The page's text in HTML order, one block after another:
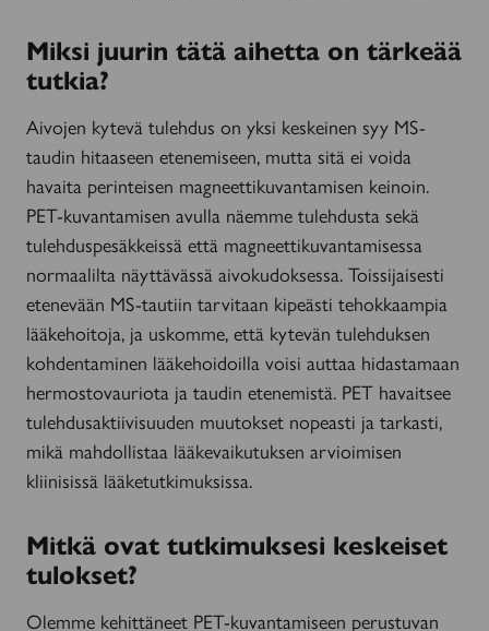
Miksi juurin tätä aihetta on tärkeää
tutkia?
Aivojen kytevä tulehdus on yksi keskeinen syy MS-
taudin hitaaseen etenemiseen, mutta sitä ei voida
havaita perinteisen magneettikuvantamisen keinoin.
PET-kuvantamisen avulla näemme tulehdusta sekä
tulehduspesäkkeissä että magneettikuvantamisessa
normaalilta näyttävässä aivokudoksessa. Toissijaisesti
etenevään MS-tautiin tarvitaan kipeästi tehokkaampia
lääkehoitoja, ja uskomme, että kytevän tulehduksen
kohdentaminen lääkehoidoilla voisi auttaa hidastamaan
hermostovauriota ja taudin etenemistä. PET havaitsee
tulehdusaktiivisuuden muutokset nopeasti ja tarkasti,
mikä mahdollistaa lääkevaikutuksen arvioimisen
kliinisissä lääketutkimuksissa.
Mitkä ovat tutkimuksesi keskeiset
tulokset?
Olemme kehittäneet PET-kuvantamiseen perustuvan